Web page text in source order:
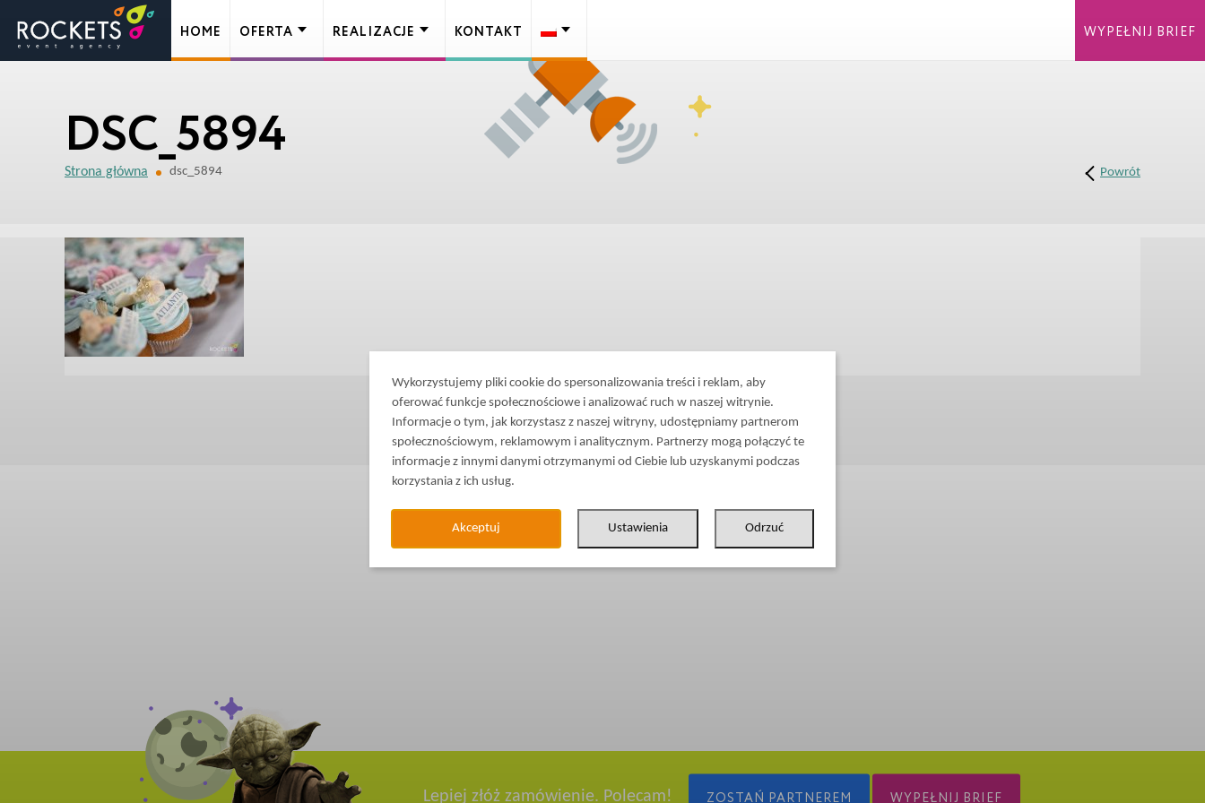
DSC_5894
Strona główna dsc_5894 Powrót
Lepiej złóż zamówienie. Polecam! ZOSTAŃ PARTNEREM WYPEŁNIJ BRIEF
HOME OFERTA REALIZACJE KONTAKT WYPEŁNIJ BRIEF
Wykorzystujemy pliki cookie do spersonalizowania treści i reklam, aby
oferować funkcje społecznościowe i analizować ruch w naszej witrynie.
Informacje o tym, jak korzystasz z naszej witryny, udostępniamy partnerom
społecznościowym, reklamowym i analitycznym. Partnerzy mogą połączyć te
informacje z innymi danymi otrzymanymi od Ciebie lub uzyskanymi podczas
korzystania z ich usług.
Akceptuj Ustawienia Odrzuć